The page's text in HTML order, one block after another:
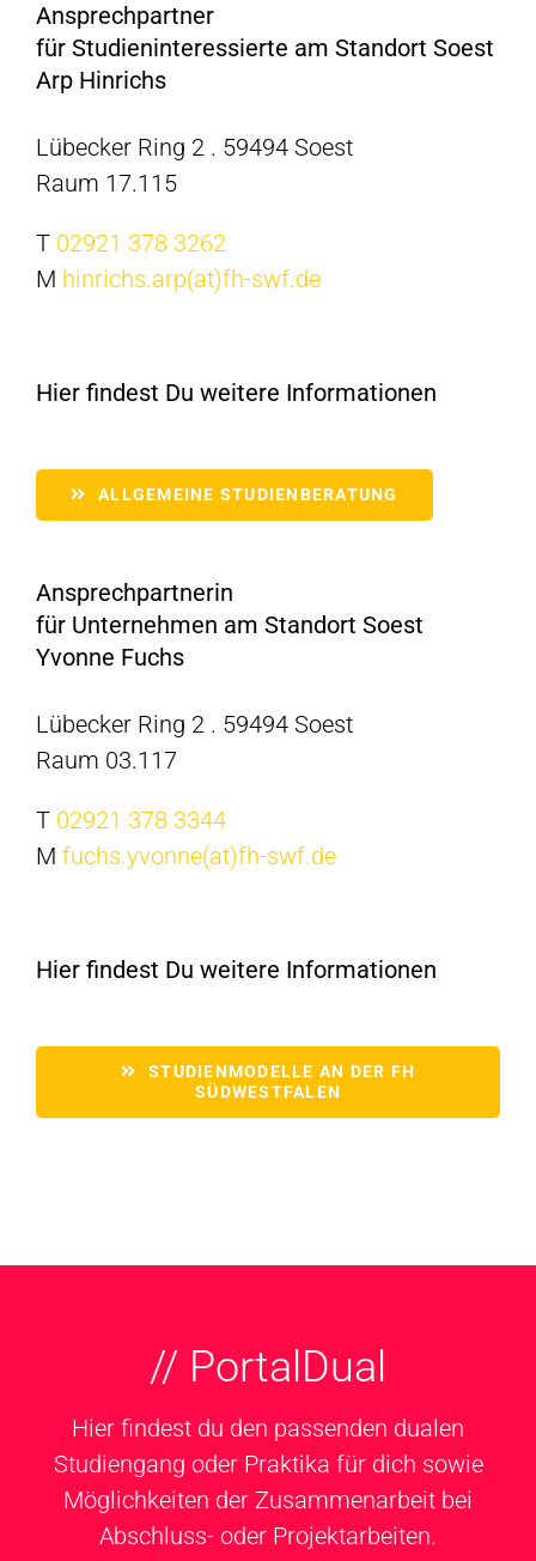
Ansprechpartner
für Studieninteressierte am Standort Soest
Arp Hinrichs
Lübecker Ring 2 . 59494 Soest
Raum 17.115
T 02921 378 3262
M hinrichs.arp(at)fh-swf.de
Hier findest Du weitere Informationen
ALLGEMEINE STUDIENBERATUNG
Ansprechpartnerin
für Unternehmen am Standort Soest
Yvonne Fuchs
Lübecker Ring 2 . 59494 Soest
Raum 03.117
T 02921 378 3344
M fuchs.yvonne(at)fh-swf.de
Hier findest Du weitere Informationen
STUDIENMODELLE AN DER FH
SÜDWESTFALEN
// PortalDual
Hier findest du den passenden dualen
Studiengang oder Praktika für dich sowie
Möglichkeiten der Zusammenarbeit bei
Abschluss- oder Projektarbeiten.